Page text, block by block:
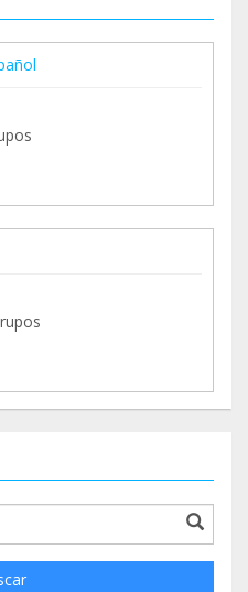
figuran entre las
de las personas que
mantiene su apoyo
como en las
retorno, acompañando
clave para reconstruir
que hacen
día.